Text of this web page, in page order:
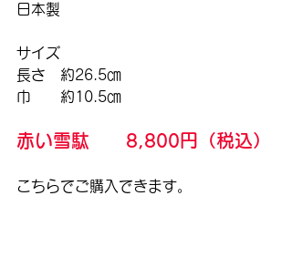
日本製
サイズ
長さ　約26.5㎝
巾　　約10.5㎝
赤い雪駄　　8,800円（税込）
こちらでご購入できます。